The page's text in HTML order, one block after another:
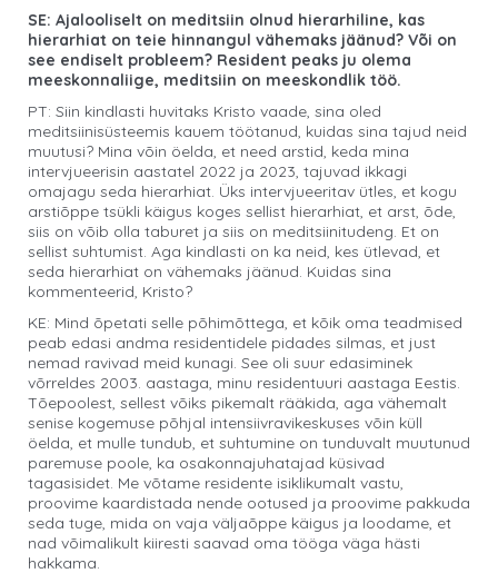
SE: Ajalooliselt on meditsiin olnud hierarhiline, kas
hierarhiat on teie hinnangul vähemaks jäänud? Või on
see endiselt probleem? Resident peaks ju olema
meeskonnaliige, meditsiin on meeskondlik töö.
PT: Siin kindlasti huvitaks Kristo vaade, sina oled
meditsiinisüsteemis kauem töötanud, kuidas sina tajud neid
muutusi? Mina võin öelda, et need arstid, keda mina
intervjueerisin aastatel 2022 ja 2023, tajuvad ikkagi
omajagu seda hierarhiat. Üks intervjueeritav ütles, et kogu
arstiõppe tsükli käigus koges sellist hierarhiat, et arst, õde,
siis on võib olla taburet ja siis on meditsiinitudeng. Et on
sellist suhtumist. Aga kindlasti on ka neid, kes ütlevad, et
seda hierarhiat on vähemaks jäänud. Kuidas sina
kommenteerid, Kristo?
KE: Mind õpetati selle põhimõttega, et kõik oma teadmised
peab edasi andma residentidele pidades silmas, et just
nemad ravivad meid kunagi. See oli suur edasiminek
võrreldes 2003. aastaga, minu residentuuri aastaga Eestis.
Tõepoolest, sellest võiks pikemalt rääkida, aga vähemalt
senise kogemuse põhjal intensiivravikeskuses võin küll
öelda, et mulle tundub, et suhtumine on tunduvalt muutunud
paremuse poole, ka osakonnajuhatajad küsivad
tagasisidet. Me võtame residente isiklikumalt vastu,
proovime kaardistada nende ootused ja proovime pakkuda
seda tuge, mida on vaja väljaõppe käigus ja loodame, et
nad võimalikult kiiresti saavad oma tööga väga hästi
hakkama.